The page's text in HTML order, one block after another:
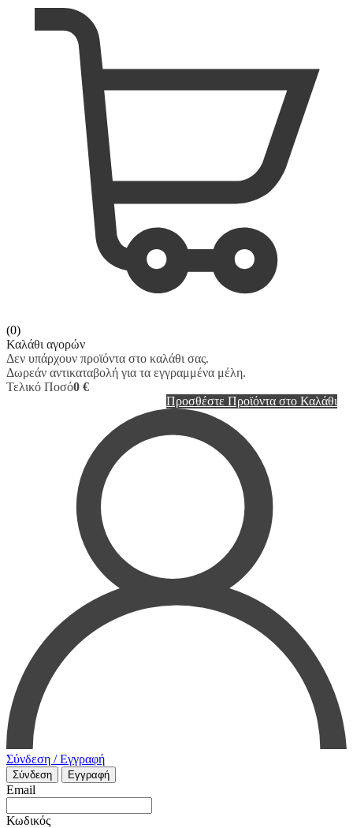
(0)
Καλάθι αγορών
Δεν υπάρχουν προϊόντα στο καλάθι σας.
Δωρεάν αντικαταβολή για τα εγγραμμένα μέλη.
Τελικό Ποσό0 €
Προσθέστε Προϊόντα στο Καλάθι
Σύνδεση / Εγγραφή
Σύνδεση Εγγραφή
Email
Κωδικός